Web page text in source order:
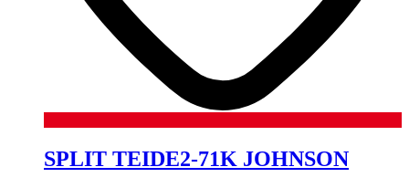
SPLIT TEIDE2-71K JOHNSON